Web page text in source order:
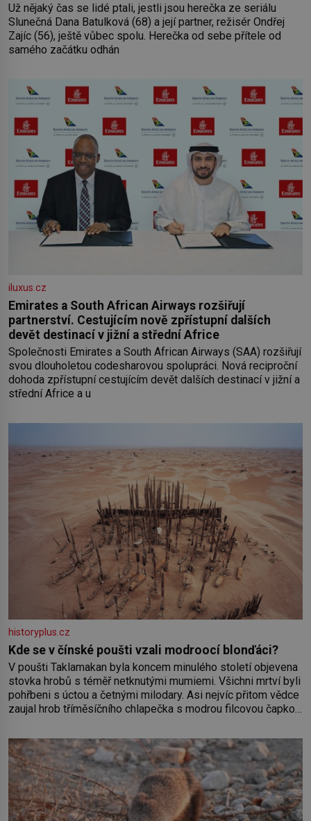
Už nějaký čas se lidé ptali, jestli jsou herečka ze seriálu
Slunečná Dana Batulková (68) a její partner, režisér Ondřej
Zajíc (56), ještě vůbec spolu. Herečka od sebe přítele od
samého začátku odhán
iluxus.cz
Emirates a South African Airways rozšiřují
partnerství. Cestujícím nově zpřístupní dalších
devět destinací v jižní a střední Africe
Společnosti Emirates a South African Airways (SAA) rozšiřují
svou dlouholetou codesharovou spolupráci. Nová reciproční
dohoda zpřístupní cestujícím devět dalších destinací v jižní a
střední Africe a u
historyplus.cz
Kde se v čínské poušti vzali modroocí blonďáci?
V poušti Taklamakan byla koncem minulého století objevena
stovka hrobů s téměř netknutými mumiemi. Všichni mrtví byli
pohřbeni s úctou a četnými milodary. Asi nejvíc přitom vědce
zaujal hrob tříměsíčního chlapečka s modrou filcovou čapkou,
nesmírně dobře zachovalá, přičítají odborníci zdejším
klimatickým podmínkám. Sucho, prosolené písky a extrémně